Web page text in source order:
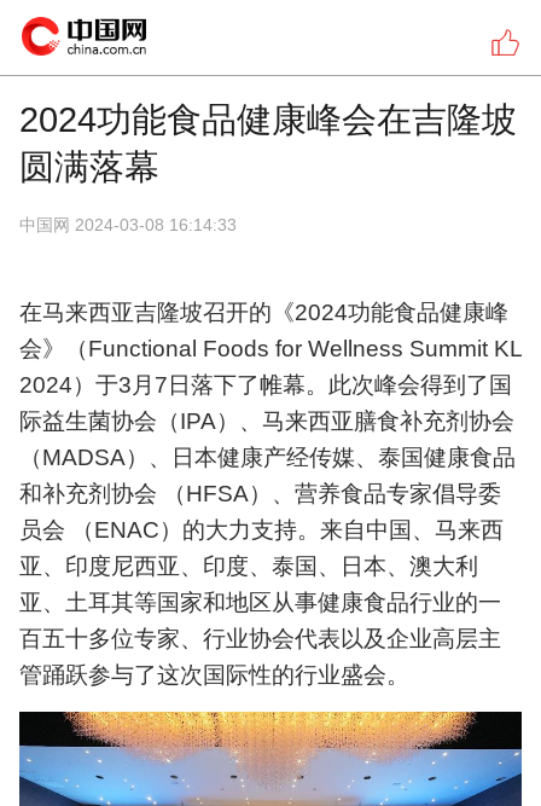
2024功能食品健康峰会在吉隆坡
圆满落幕
中国网 2024-03-08 16:14:33
在马来西亚吉隆坡召开的《2024功能食品健康峰
会》（Functional Foods for Wellness Summit KL
2024）于3月7日落下了帷幕。此次峰会得到了国
际益生菌协会（IPA）、马来西亚膳食补充剂协会
（MADSA）、日本健康产经传媒、泰国健康食品
和补充剂协会 （HFSA）、营养食品专家倡导委
员会 （ENAC）的大力支持。来自中国、马来西
亚、印度尼西亚、印度、泰国、日本、澳大利
亚、土耳其等国家和地区从事健康食品行业的一
百五十多位专家、行业协会代表以及企业高层主
管踊跃参与了这次国际性的行业盛会。